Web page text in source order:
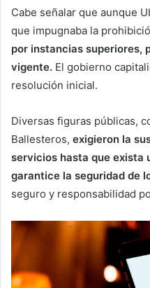
Cabe señalar que aunque
que impugnaba la
por instancias superiores,
vigente. El gobierno
resolución inicial.
Diversas figuras públicas,
Ballesteros, exigieron la
servicios hasta que exista
garantice la seguridad de
seguro y responsabilidad